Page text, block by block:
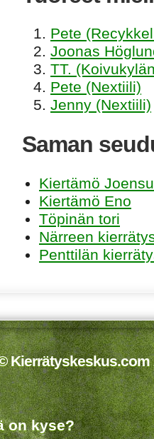
Pete
Joonas
TT.
Pete (Nextiili)
Jenny (Nextiili)
Saman
Kiertämö
Kiertämö Eno
Töpinän tori
Närreen
Penttilän
Kierrätyskeskus.com
on kyse?